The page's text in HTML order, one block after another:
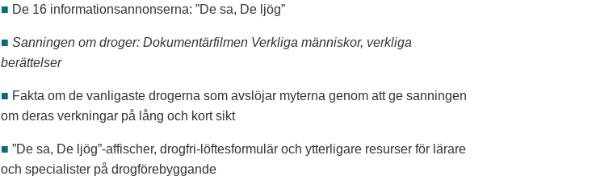
■ De 16 informationsannonserna: ”De sa, De ljög”
■ Sanningen om droger: Dokumentärfilmen Verkliga människor, verkliga
berättelser
■ Fakta om de vanligaste drogerna som avslöjar myterna genom att ge sanningen
om deras verkningar på lång och kort sikt
■ ”De sa, De ljög”-affischer, drogfri-löftesformulär och ytterligare resurser för lärare
och specialister på drogförebyggande